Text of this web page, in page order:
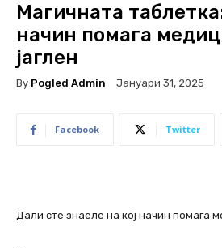
Магичната
начин помага
јаглен
By Pogled Admin Јануари 31, 2025
Facebook Twitter
Дали сте знаеле на кој начин помага